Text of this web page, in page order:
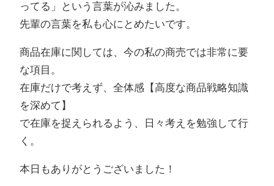
ってる」という言葉が沁みました。
先輩の言葉を私も心にとめたいです。
商品在庫に関しては、今の私の商売では非常に要
な項目。
在庫だけで考えず、全体感【高度な商品戦略知識
を深めて】
で在庫を捉えられるよう、日々考えを勉強して行
く。
本日もありがとうございました！